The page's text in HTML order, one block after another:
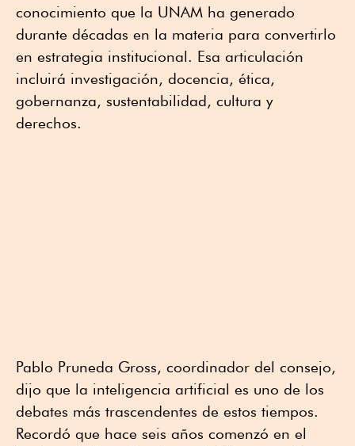
conocimiento que la UNAM ha generado
durante décadas en la materia para convertirlo
en estrategia institucional. Esa articulación
incluirá investigación, docencia, ética,
gobernanza, sustentabilidad, cultura y
derechos.
Pablo Pruneda Gross, coordinador del consejo,
dijo que la inteligencia artificial es uno de los
debates más trascendentes de estos tiempos.
Recordó que hace seis años comenzó en el